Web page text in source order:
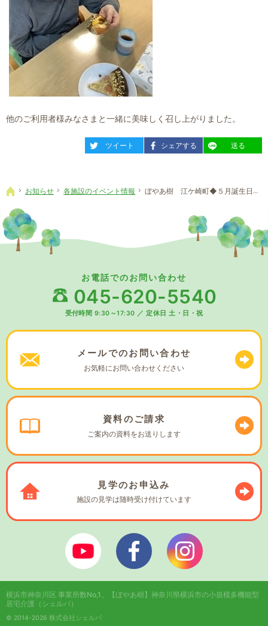
他のご利用者様みなさまと一緒に美味しく召し上がりました。
entry1778
ツイート entry1778
シェアする entry1778
送る
ホーム
お知らせ 各施設のイベント情報 ぼやあ樹 江ケ崎町◆５月誕生日会①
お電話でのお問い合わせ
045-620-5540
受付時間 9:30～17:30 ／ 定休日 土・日・祝
メールでのお問い合わせ
お気軽にお問い合わせください
資料のご請求
ご案内の資料をお送りします
見学のお申込み
施設の見学は随時受け付けています
ぼやあ樹Youtube シェルパフェイスブック
© 2014-2026 株式会社シェルパ
横浜市神奈川区 事業所数No,1。
【ぼやあ樹】神奈川県横浜市の小規模多機能型
居宅介護（シェルパ）